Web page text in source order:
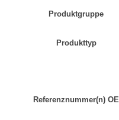
Produktgruppe
Produkttyp
Referenznummer(n) OE